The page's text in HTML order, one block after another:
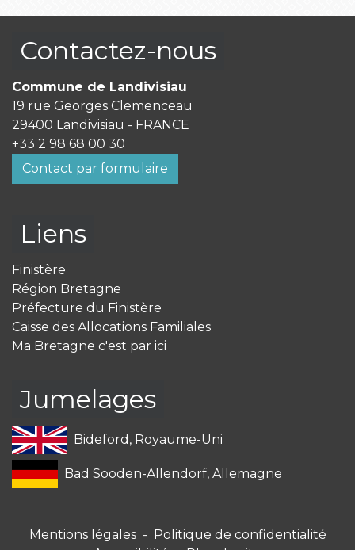
Contactez-nous
Commune de Landivisiau
19 rue Georges Clemenceau
29400 Landivisiau - FRANCE
+33 2 98 68 00 30
Contact par formulaire
Liens
Finistère
Région Bretagne
Préfecture du Finistère
Caisse des Allocations Familiales
Ma Bretagne c'est par ici
Jumelages
Bideford, Royaume-Uni
Bad Sooden-Allendorf, Allemagne
Mentions légales - Politique de confidentialité